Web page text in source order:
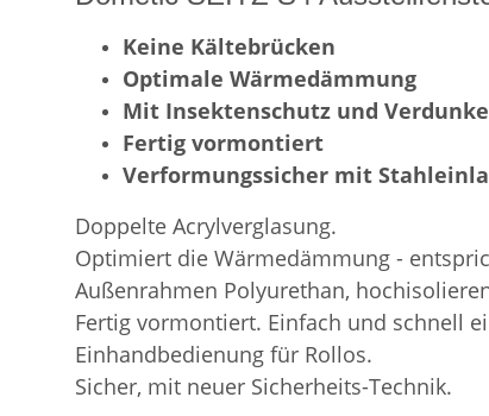
Keine Kältebrücken
Optimale Wärmedämmung
Mit Insektenschutz und
Fertig vormontiert
Verformungssicher mit
Doppelte Acrylverglasung.
Optimiert die Wärmedämmung -
Außenrahmen Polyurethan,
Fertig vormontiert. Einfach und schnell
Einhandbedienung für Rollos.
Sicher, mit neuer Sicherheits-Technik.